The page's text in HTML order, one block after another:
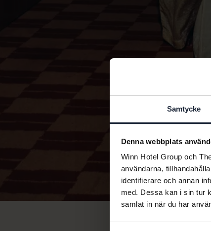
Samtycke
Denna webbplats
Winn Hotel Group och
användarna,
identifierare och annan
med. Dessa kan i sin tur
samlat in när du har